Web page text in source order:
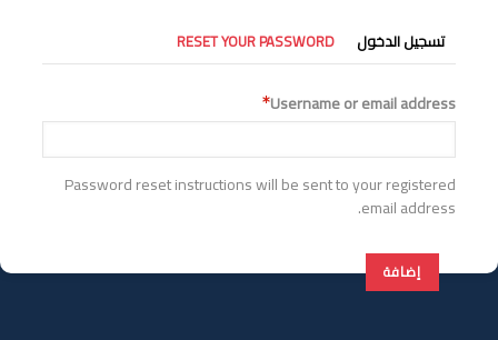
التبويبات
الأساسية
تسجيل الدخول RESET YOUR PASSWORD
Username or email address
Password reset instructions will be sent to your registered
email address.